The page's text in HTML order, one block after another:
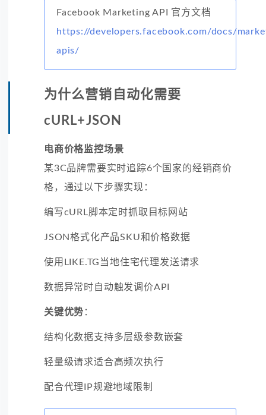
Facebook Marketing API 官方文档
https://developers.facebook.com/docs/
apis/
为什么营销自动化需要
cURL+JSON
电商价格监控场景
某3C品牌需要实时追踪6个国家的经销商价
格，通过以下步骤实现：
编写cURL脚本定时抓取目标网站
JSON格式化产品SKU和价格数据
使用LIKE.TG当地住宅代理发送请求
数据异常时自动触发调价API
关键优势 ：
结构化数据支持多层级参数嵌套
轻量级请求适合高频次执行
配合代理IP规避地域限制